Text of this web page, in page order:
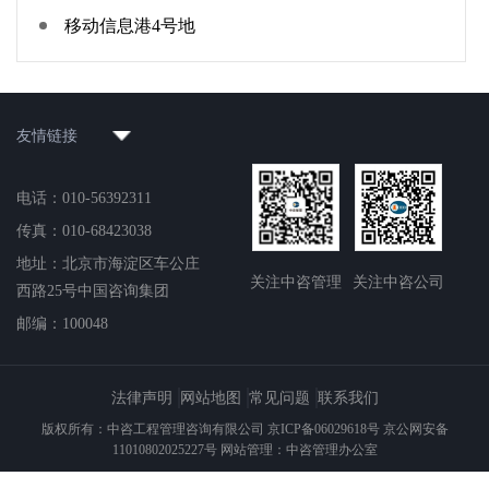
移动信息港4号地
友情链接
电话：010-56392311
传真：010-68423038
地址：北京市海淀区车公庄
西路25号中国咨询集团
邮编：100048
关注中咨管理 关注中咨公司
法律声明 网站地图 常见问题 联系我们
版权所有：中咨工程管理咨询有限公司 京ICP备06029618号 京公网安备
11010802025227号 网站管理：中咨管理办公室